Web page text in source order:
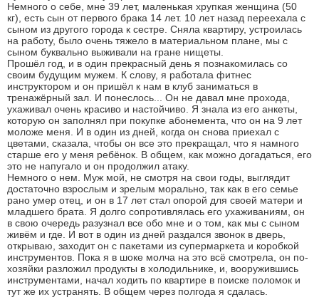
Немного о себе, мне 39 лет, маленькая хрупкая женщина (50
кг), есть сын от первого брака 14 лет. 10 лет назад переехала с
сыном из другого города к сестре. Сняла квартиру, устроилась
на работу, было очень тяжело в материальном плане, мы с
сыном буквально выживали на гране нищеты.
Прошёл год, и в один прекрасный день я познакомилась со
своим будущим мужем. К слову, я работала фитнес
инструктором и он пришёл к нам в клуб заниматься в
тренажёрный зал. И понеслось... Он не давал мне прохода,
ухаживал очень красиво и настойчиво. Я знала из его анкеты,
которую он заполнял при покупке абонемента, что он на 9 лет
моложе меня. И в один из дней, когда он снова приехал с
цветами, сказала, чтобы он все это прекращал, что я намного
старше его у меня ребёнок. В общем, как можно догадаться, его
это не напугало и он продолжил атаку.
Немного о нем. Муж мой, не смотря на свои годы, выглядит
достаточно взрослым и зрелым морально, так как в его семье
рано умер отец, и он в 17 лет стал опорой для своей матери и
младшего брата. Я долго сопротивлялась его ухаживаниям, он
в свою очередь разузнал все обо мне и о том, как мы с сыном
живём и где. И вот в один из дней раздался звонок в дверь,
открываю, заходит он с пакетами из супермаркета и коробкой
инструментов. Пока я в шоке молча на это всё смотрела, он по-
хозяйки разложил продукты в холодильнике, и, вооружившись
инструментами, начал ходить по квартире в поиске поломок и
тут же их устранять. В общем через полгода я сдалась.